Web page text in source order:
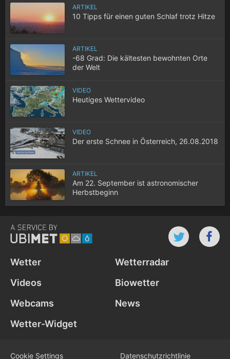
ARTIKEL
10 Tipps für einen guten Schlaf trotz Hitze
ARTIKEL
-68 Grad: Die kältesten bewohnten Orte
der Welt
VIDEO
Heutiges Wettervideo
VIDEO
Der erste Schnee in Österreich, 26.08.2018
ARTIKEL
Am 22. September ist astronomischer
Herbstbeginn
Wetter
Wetterradar
Videos
Biowetter
Webcams
News
Wetter-Widget
Cookie Settings Datenschutz­richtlinie